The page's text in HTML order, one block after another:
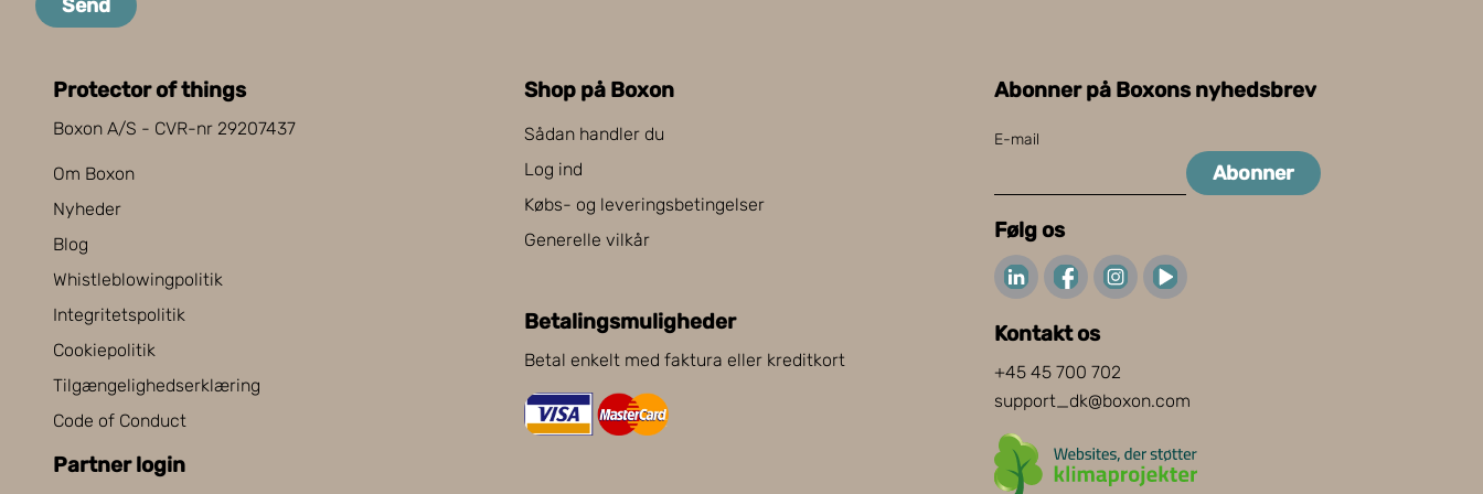
Send
Protector of things
Boxon A/S - CVR-nr 29207437
Om Boxon
Nyheder
Blog
Whistleblowingpolitik
Integritetspolitik
Cookiepolitik
Tilgængelighedserklæring
Code of Conduct
Partner login
Shop på Boxon
Sådan handler du
Log ind
Købs- og leveringsbetingelser
Generelle vilkår
Betalingsmuligheder
Betal enkelt med faktura eller kreditkort
Abonner på Boxons nyhedsbrev
E-mail
Abonner
Følg os
Kontakt os
+45 45 700 702
support_dk@boxon.com